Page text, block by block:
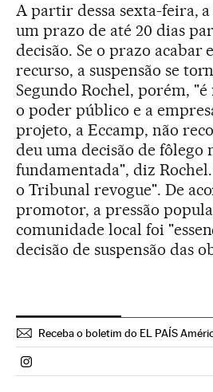
A partir dessa sexta-feira,
um prazo de até 20 dias
decisão. Se o prazo acabar
recurso, a suspensão se
Segundo Rochel, porém,
o poder público e a
projeto, a Eccamp, não
deu uma decisão de fôlego
fundamentada", diz
o Tribunal revogue". De
promotor, a pressão
comunidade local foi
decisão de suspensão das
Receba o boletim do EL PAÍS
Politica El País Brasil en Instagram